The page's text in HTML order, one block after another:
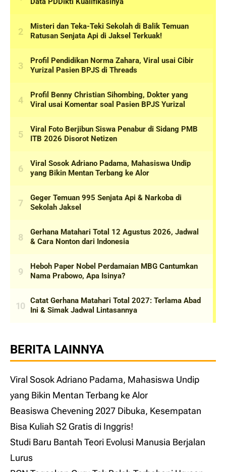
BERITA LAINNYA
Viral Sosok Adriano Padama, Mahasiswa Undip
yang Bikin Mentan Terbang ke Alor
Beasiswa Chevening 2027 Dibuka, Kesempatan
Bisa Kuliah S2 Gratis di Inggris!
Studi Baru Bantah Teori Evolusi Manusia Berjalan
Lurus